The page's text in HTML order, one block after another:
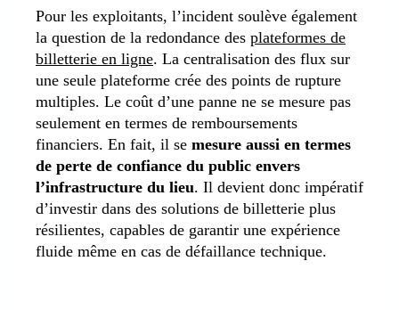
Pour les exploitants, l’incident soulève également
la question de la redondance des plateformes de
billetterie en ligne. La centralisation des flux sur
une seule plateforme crée des points de rupture
multiples. Le coût d’une panne ne se mesure pas
seulement en termes de remboursements
financiers. En fait, il se mesure aussi en termes
de perte de confiance du public envers
l’infrastructure du lieu. Il devient donc impératif
d’investir dans des solutions de billetterie plus
résilientes, capables de garantir une expérience
fluide même en cas de défaillance technique.